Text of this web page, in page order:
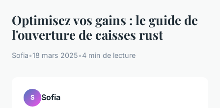
Optimisez vos gains : le guide de
l'ouverture de caisses rust
Sofia•18 mars 2025•4 min de lecture
S Sofia